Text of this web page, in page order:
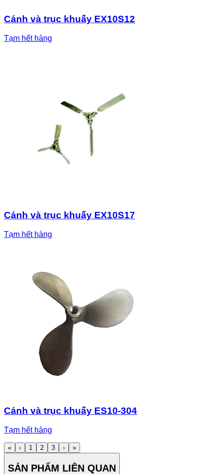
Cánh và trục khuấy EX10S12
Tạm hết hàng
Cánh và trục khuấy EX10S17
Tạm hết hàng
Cánh và trục khuấy ES10-304
Tạm hết hàng
« ‹ 1 2 3 › »
SẢN PHẨM LIÊN QUAN